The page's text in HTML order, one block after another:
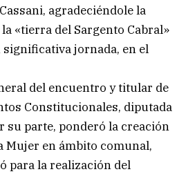
agradeciéndole la
«tierra del Sargento Cabral»
jornada, en el
del encuentro y titular de
Constitucionales, diputada
su parte, ponderó la creación
Mujer en ámbito comunal,
para la realización del